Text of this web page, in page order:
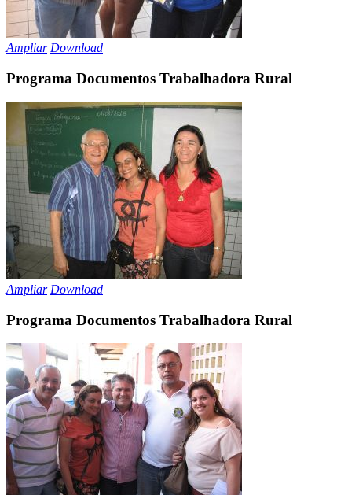
Ampliar Download
Programa Documentos Trabalhadora Rural
Ampliar Download
Programa Documentos Trabalhadora Rural